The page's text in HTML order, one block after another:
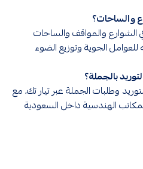
والساحات؟
والمواقف والساحات
الجوية وتوزيع الضوء
بالجملة؟
وطلبات الجملة عبر تيار تك، مع
الهندسية داخل السعودية